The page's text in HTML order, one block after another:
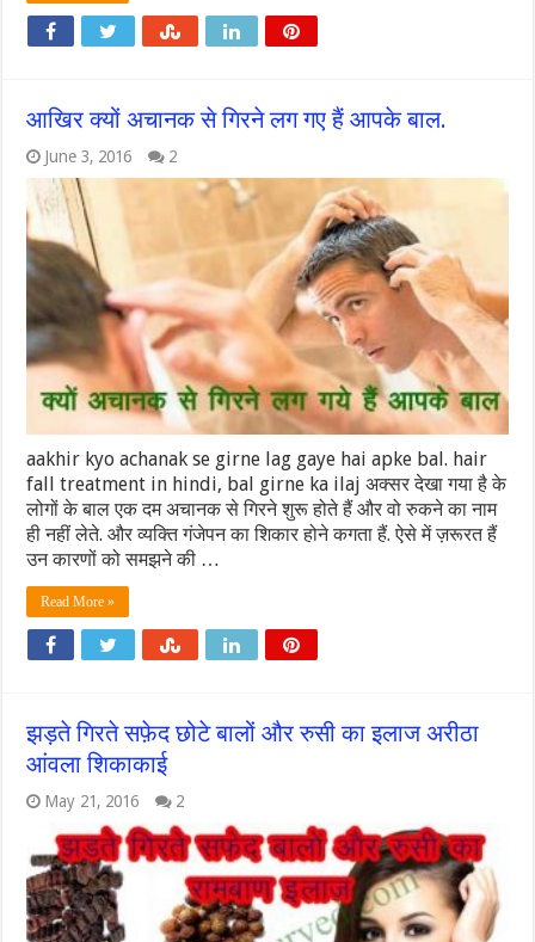
आखिर क्यों अचानक से गिरने लग गए हैं आपके बाल.
June 3, 2016 2
aakhir kyo achanak se girne lag gaye hai apke bal. hair
fall treatment in hindi, bal girne ka ilaj अक्सर देखा गया है के
लोगों के बाल एक दम अचानक से गिरने शुरू होते हैं और वो रुकने का नाम
ही नहीं लेते. और व्यक्ति गंजेपन का शिकार होने कगता हैं. ऐसे में ज़रूरत हैं
उन कारणों को समझने की …
Read More »
झड़ते गिरते सफ़ेद छोटे बालों और रुसी का इलाज अरीठा
आंवला शिकाकाई
May 21, 2016 2